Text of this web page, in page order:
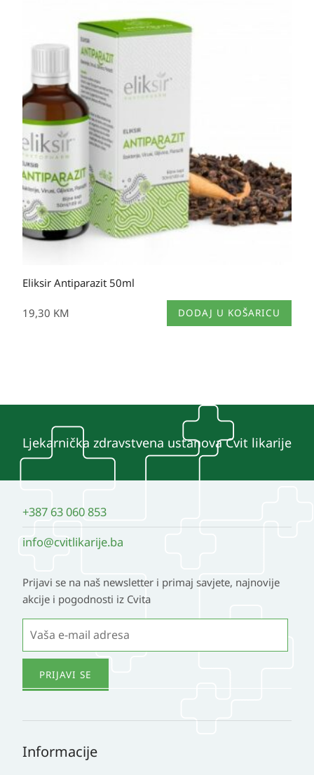
Eliksir Antiparazit 50ml
19,30 KM DODAJ U KOŠARICU
Ljekarnička zdravstvena ustanova Cvit likarije
+387 63 060 853
info@cvitlikarije.ba
Prijavi se na naš newsletter i primaj savjete, najnovije
akcije i pogodnosti iz Cvita
Informacije